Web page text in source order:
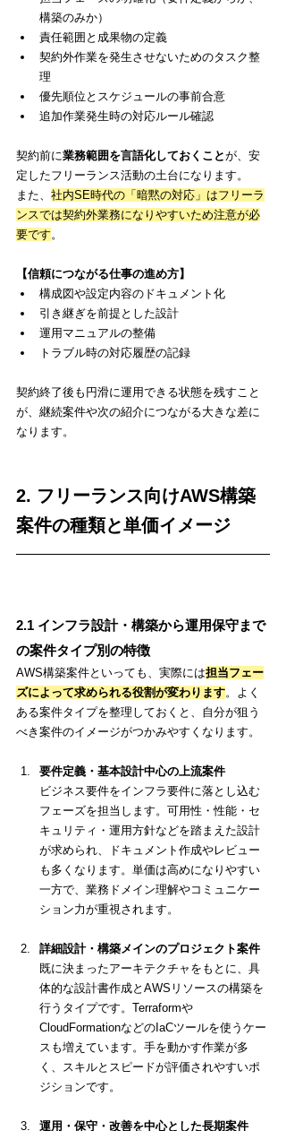
構築のみか）
責任範囲と成果物の定義
契約外作業を発生させないためのタスク整
理
優先順位とスケジュールの事前合意
追加作業発生時の対応ルール確認
契約前に業務範囲を言語化しておくことが、安
定したフリーランス活動の土台になります。
また、 社内SE時代の「暗黙の対応」はフリーラ
ンスでは契約外業務になりやすいため注意が必
要です。
【信頼につながる仕事の進め方】
構成図や設定内容のドキュメント化
引き継ぎを前提とした設計
運用マニュアルの整備
トラブル時の対応履歴の記録
契約終了後も円滑に運用できる状態を残すこと
が、継続案件や次の紹介につながる大きな差に
なります。
2. フリーランス向けAWS構築
案件の種類と単価イメージ
2.1 インフラ設計・構築から運用保守まで
の案件タイプ別の特徴
AWS構築案件といっても、実際には担当フェー
ズによって求められる役割が変わります。よく
ある案件タイプを整理しておくと、自分が狙う
べき案件のイメージがつかみやすくなります。
要件定義・基本設計中心の上流案件
ビジネス要件をインフラ要件に落とし込む
フェーズを担当します。可用性・性能・セ
キュリティ・運用方針などを踏まえた設計
が求められ、ドキュメント作成やレビュー
も多くなります。単価は高めになりやすい
一方で、業務ドメイン理解やコミュニケー
ション力が重視されます。
詳細設計・構築メインのプロジェクト案件
既に決まったアーキテクチャをもとに、具
体的な設計書作成とAWSリソースの構築を
行うタイプです。Terraformや
CloudFormationなどのIaCツールを使うケー
スも増えています。手を動かす作業が多
く、スキルとスピードが評価されやすいポ
ジションです。
運用・保守・改善を中心とした長期案件